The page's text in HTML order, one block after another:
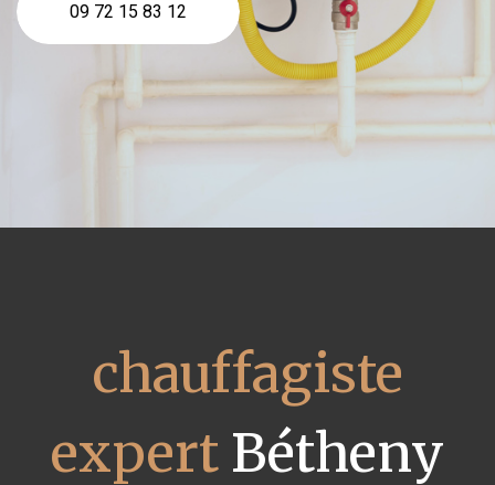
09 72 15 83 12
chauffagiste
expertBétheny